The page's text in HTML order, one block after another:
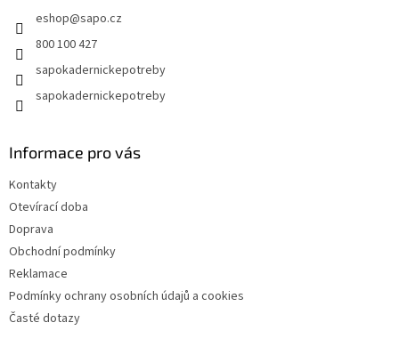
eshop@sapo.cz
800 100 427
sapokadernickepotreby
sapokadernickepotreby
Informace pro vás
Kontakty
Otevírací doba
Doprava
Obchodní podmínky
Reklamace
Podmínky ochrany osobních údajů a cookies
Časté dotazy